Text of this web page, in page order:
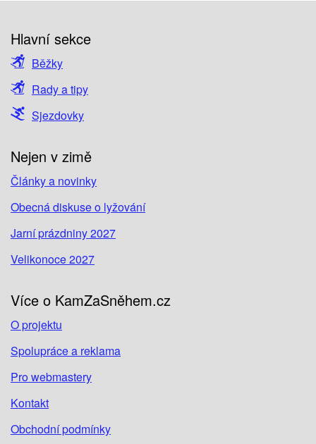
Hlavní sekce
Běžky
Rady a tipy
Sjezdovky
Nejen v zimě
Články a novinky
Obecná diskuse o lyžování
Jarní prázdniny 2027
Velikonoce 2027
Více o KamZaSněhem.cz
O projektu
Spolupráce a reklama
Pro webmastery
Kontakt
Obchodní podmínky